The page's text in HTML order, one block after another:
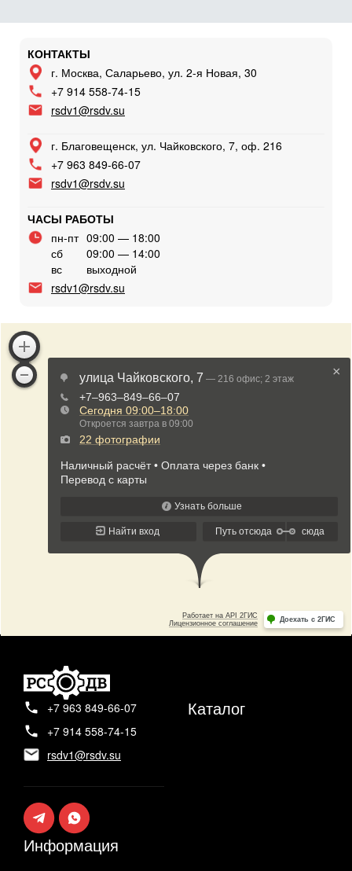
КОНТАКТЫ
г. Москва, Саларьево, ул. 2-я Новая, 30
+7 914 558-74-15
rsdv1@rsdv.su
г. Благовещенск, ул. Чайковского, 7, оф. 216
+7 963 849-66-07
rsdv1@rsdv.su
ЧАСЫ РАБОТЫ
пн-пт 09:00 — 18:00
сб
09:00 — 14:00
вс
выходной
rsdv1@rsdv.su
+7 963 849-66-07
+7 914 558-74-15
rsdv1@rsdv.su
Каталог
Информация